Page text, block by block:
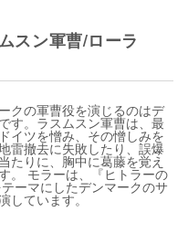
スン軍曹/ローラ
クの軍曹役を演じるのはデ
す。ラスムスン軍曹は、最
イツを憎み、その憎しみを
雷撤去に失敗したり、誤爆
たりに、胸中に葛藤を覚え
。 モラーは、『ヒトラーの
ーマにしたデンマークのサ
しています。